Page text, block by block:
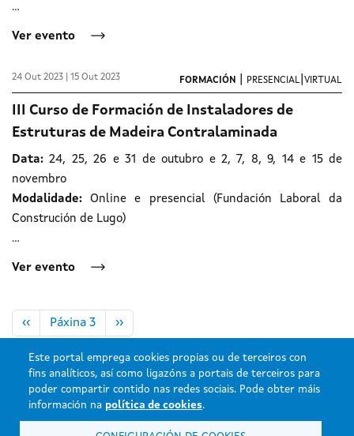
Este portal emprega cookies propias ou de terceiros con
fins analíticos, así como ligazóns a portais de terceiros para
poder compartir contido nas redes sociais. Pode obter máis
información na política de cookies.
…
Ver evento
24 Out 2023 | 15 Out 2023 FORMACIÓN PRESENCIAL VIRTUAL
III Curso de Formación de Instaladores de
Estruturas de Madeira Contralaminada
Data: 24, 25, 26 e 31 de outubro e 2, 7, 8, 9, 14 e 15 de
novembro
Modalidade:Online e presencial (Fundación Laboral da
Construción de Lugo)
…
Ver evento
Paxinación
Páxina anterior
‹‹ Páxina 3 Páxina Seguinte
››